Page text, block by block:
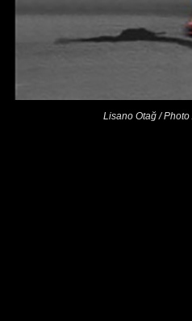
Lisano Otağ / Photo